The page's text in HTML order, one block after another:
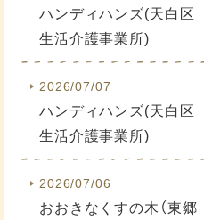
ハンディハンズ(天白区
生活介護事業所)
2026/07/07
ハンディハンズ(天白区
生活介護事業所)
2026/07/06
おおきなくすの木（東郷